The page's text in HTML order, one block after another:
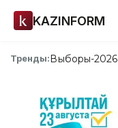
KAZINFORM
Тренды:Выборы-2026